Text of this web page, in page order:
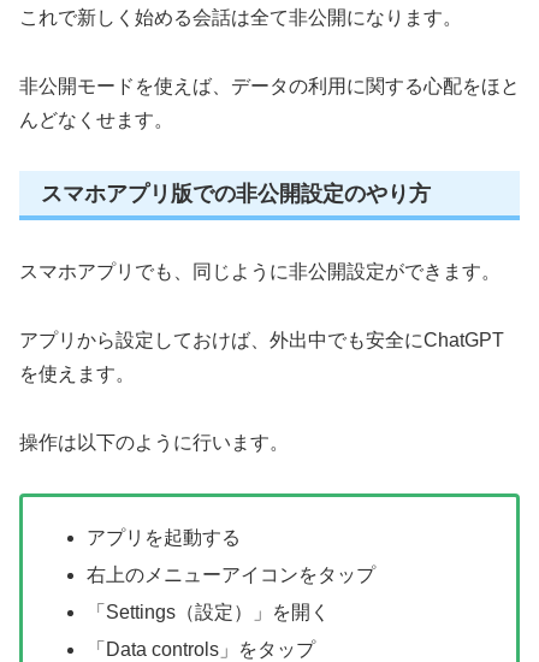
これで新しく始める会話は全て非公開になります。
非公開モードを使えば、データの利用に関する心配をほと
んどなくせます。
スマホアプリ版での非公開設定のやり方
スマホアプリでも、同じように非公開設定ができます。
アプリから設定しておけば、外出中でも安全にChatGPT
を使えます。
操作は以下のように行います。
アプリを起動する
右上のメニューアイコンをタップ
「Settings（設定）」を開く
「Data controls」をタップ